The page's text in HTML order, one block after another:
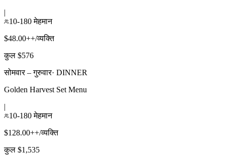
|
10-180 मेहमान
$48.00++/व्यक्ति
कुल $576
सोमवार – गुरुवार· DINNER
Golden Harvest Set Menu
|
10-180 मेहमान
$128.00++/व्यक्ति
कुल $1,535